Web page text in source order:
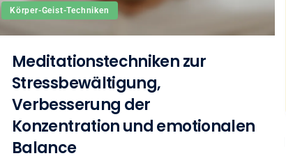
Körper-Geist-Techniken
Meditationstechniken zur
Stressbewältigung,
Verbesserung der
Konzentration und emotionalen
Balance